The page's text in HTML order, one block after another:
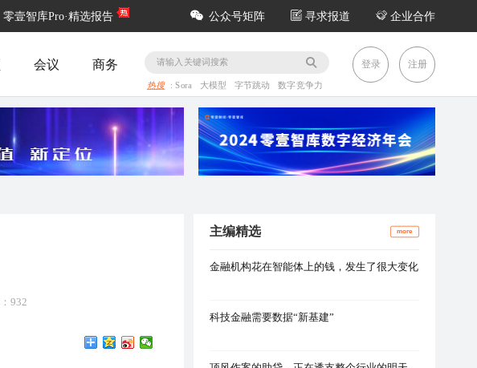
零壹智库Pro·精选报告 公众号矩阵 寻求报道 企业合作
会议 商务
热搜 :Sora 大模型 字节跳动 数字竞争力
登录 注册
932
主编精选 more
金融机构花在智能体上的钱，发生了很大变化
科技金融需要数据“新基建”